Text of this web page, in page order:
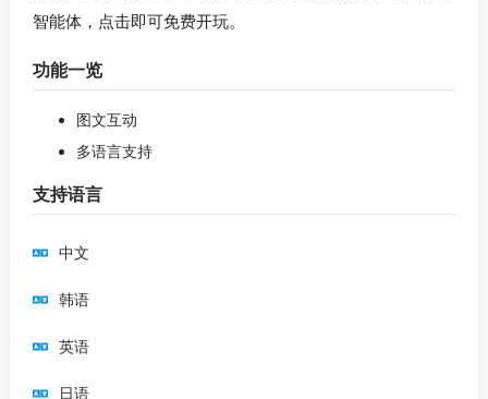
智能体，点击即可免费开玩。
功能一览
图文互动
多语言支持
支持语言
中文
韩语
英语
日语